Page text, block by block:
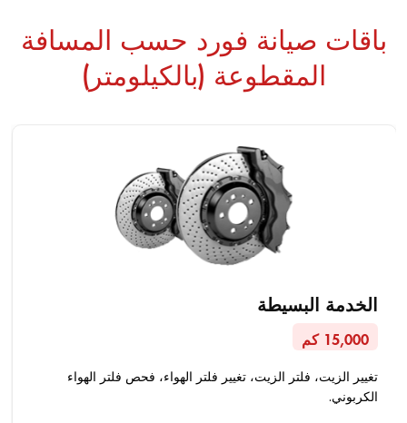
باقات صيانة فورد حسب المسافة
المقطوعة (بالكيلومتر)
الخدمة البسيطة
15,000 كم
تغيير الزيت، فلتر الزيت، تغيير فلتر الهواء، فحص فلتر الهواء
الكربوني.